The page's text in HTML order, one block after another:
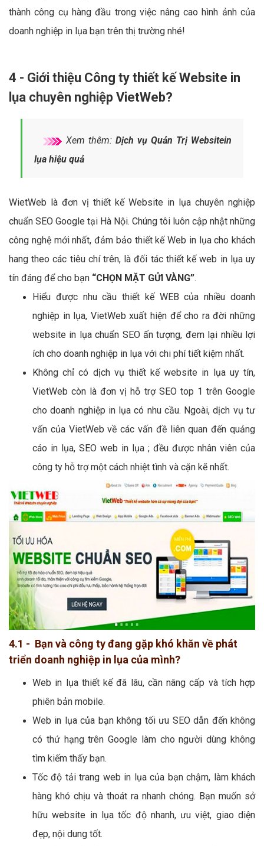
thành công cụ hàng đầu trong việc nâng cao hình ảnh của
doanh nghiệp in lụa bạn trên thị trường nhé!
4 - Giới thiệu Công ty thiết kế Website in
lụa chuyên nghiệp VietWeb?
Xem thêm: Dịch vụ Quản Trị Websitein
lụa hiệu quả
WietWeb là đơn vị thiết kế Website in lụa chuyên nghiệp
chuẩn SEO Google tại Hà Nội. Chúng tôi luôn cập nhật những
công nghệ mới nhất, đảm bảo thiết kế Web in lụa cho khách
hang theo các tiêu chí trên, là đối tác thiết kế web in lụa uy
tín đáng để cho bạn “CHỌN MẶT GỬI VÀNG”.
Hiểu được nhu cầu thiết kế WEB của nhiều doanh
nghiệp in lụa, VietWeb xuất hiện để cho ra đời những
website in lụa chuẩn SEO ấn tượng, đem lại nhiều lợi
ích cho doanh nghiệp in lụa với chi phí tiết kiệm nhất.
Không chỉ có dịch vụ thiết kế website in lụa uy tín,
VietWeb còn là đơn vị hỗ trợ SEO top 1 trên Google
cho doanh nghiệp in lụa có nhu cầu. Ngoài, dịch vụ tư
vấn của VietWeb về các vấn đề liên quan đến quảng
cáo in lụa, SEO web in lụa ; đều được nhân viên của
công ty hỗ trợ một cách nhiệt tình và cặn kẽ nhất.
4.1 - Bạn và công ty đang gặp khó khăn về phát
triển doanh nghiệp in lụa của mình?
Web in lụa thiết kế đã lâu, cần nâng cấp và tích hợp
phiên bản mobile.
Web in lụa của bạn không tối ưu SEO dẫn đến không
có thứ hạng trên Google làm cho người dùng không
tìm kiếm thấy bạn.
Tốc độ tải trang web in lụa của bạn chậm, làm khách
hàng khó chịu và thoát ra nhanh chóng. Bạn muốn sở
hữu website in lụa tốc độ nhanh, ưu việt, giao diện
đẹp, nội dung tốt.